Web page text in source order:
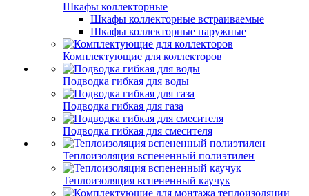
Шкафы коллекторные
Шкафы коллекторные встраиваемые
Шкафы коллекторные наружные
Комплектующие для коллекторов
Подводка гибкая для воды
Подводка гибкая для газа
Подводка гибкая для смесителя
Теплоизоляция вспененный полиэтилен
Теплоизоляция вспененный каучук